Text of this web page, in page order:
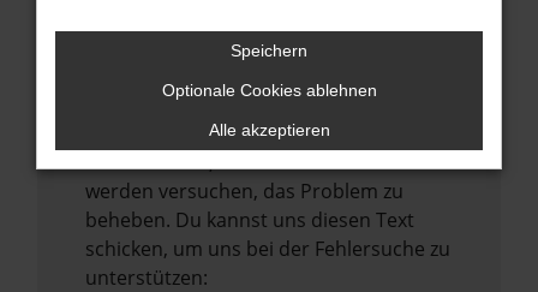
führen, dass bestimmte Funktionen nicht
mehr unterstützt werden.
Wende dich an den Webseitenbetreiber.
Wenn du alle oben genannten Schritte
versucht hast, kontaktiere uns bitte. Wir
werden versuchen, das Problem zu
beheben. Du kannst uns diesen Text
schicken, um uns bei der Fehlersuche zu
unterstützen:
Speichern
Optionale Cookies ablehnen
Alle akzeptieren